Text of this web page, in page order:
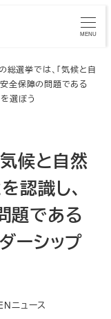
MENU
総選挙では、「気候と自
全保障の問題である
選ぼう
候と自然
認識し、
題である
ーシップ
ー
ニュース